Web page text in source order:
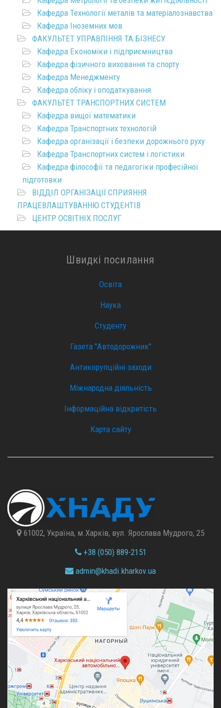
Кафедра Технології металів та матеріалознавства
Кафедра Іноземних мов
ФАКУЛЬТЕТ УПРАВЛІННЯ ТА БІЗНЕСУ
Кафедра Економіки і підприємництва
Кафедра фізичного виховання та спорту
Кафедра Менеджменту
Кафедра обліку і оподаткування
ФАКУЛЬТЕТ ТРАНСПОРТНИХ СИСТЕМ
Кафедра вищої математики
Кафедра Транспортних технологій
Кафедра організації і безпеки дорожнього руху
Кафедра Транспортних систем і логістики
Кафедра філософії та педагогіки професійної
підготовки
ВІДДІЛ ОРГАНІЗАЦІЇ СПРИЯННЯ
ПРАЦЕВЛАШТУВАННЮ СТУДЕНТІВ
ЦЕНТР ОСВІТНІХ ПОСЛУГ
Швидкі посилання
Освіта
Наука
Студенту
Газета "Автодорожник"
Антикорупційні заходи
Міжнародна діяльність
Інформаційна відкритість
Карта сайту
61002, Україна, м.Харків, вул. Ярослава Мудрого, 25
+38 (050) 889-2151
admin@khadi.kharkov.ua